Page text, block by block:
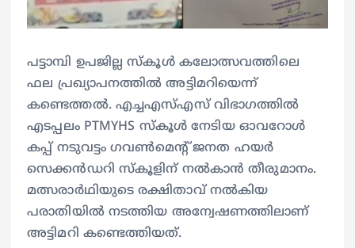
പട്ടാമ്പി ഉപജില്ല സ്കൂൾ കലോത്സവത്തിലെ
ഫല പ്രഖ്യാപനത്തിൽ അട്ടിമറിയെന്ന്
കണ്ടെത്തൽ. എച്ചഎസ്എസ് വിഭാഗത്തിൽ
എടപ്പലം PTMYHS സ്കൂൾ നേടിയ ഓവറോൾ
കപ്പ് നടുവട്ടം ഗവൺമെന്റ് ജനത ഹയർ
സെക്കൻഡറി സ്കൂളിന് നൽകാൻ തീരുമാനം.
മത്സരാർഥിയുടെ രക്ഷിതാവ് നൽകിയ
പരാതിയിൽ നടത്തിയ അന്വേഷണത്തിലാണ്
അട്ടിമറി കണ്ടെത്തിയത്.